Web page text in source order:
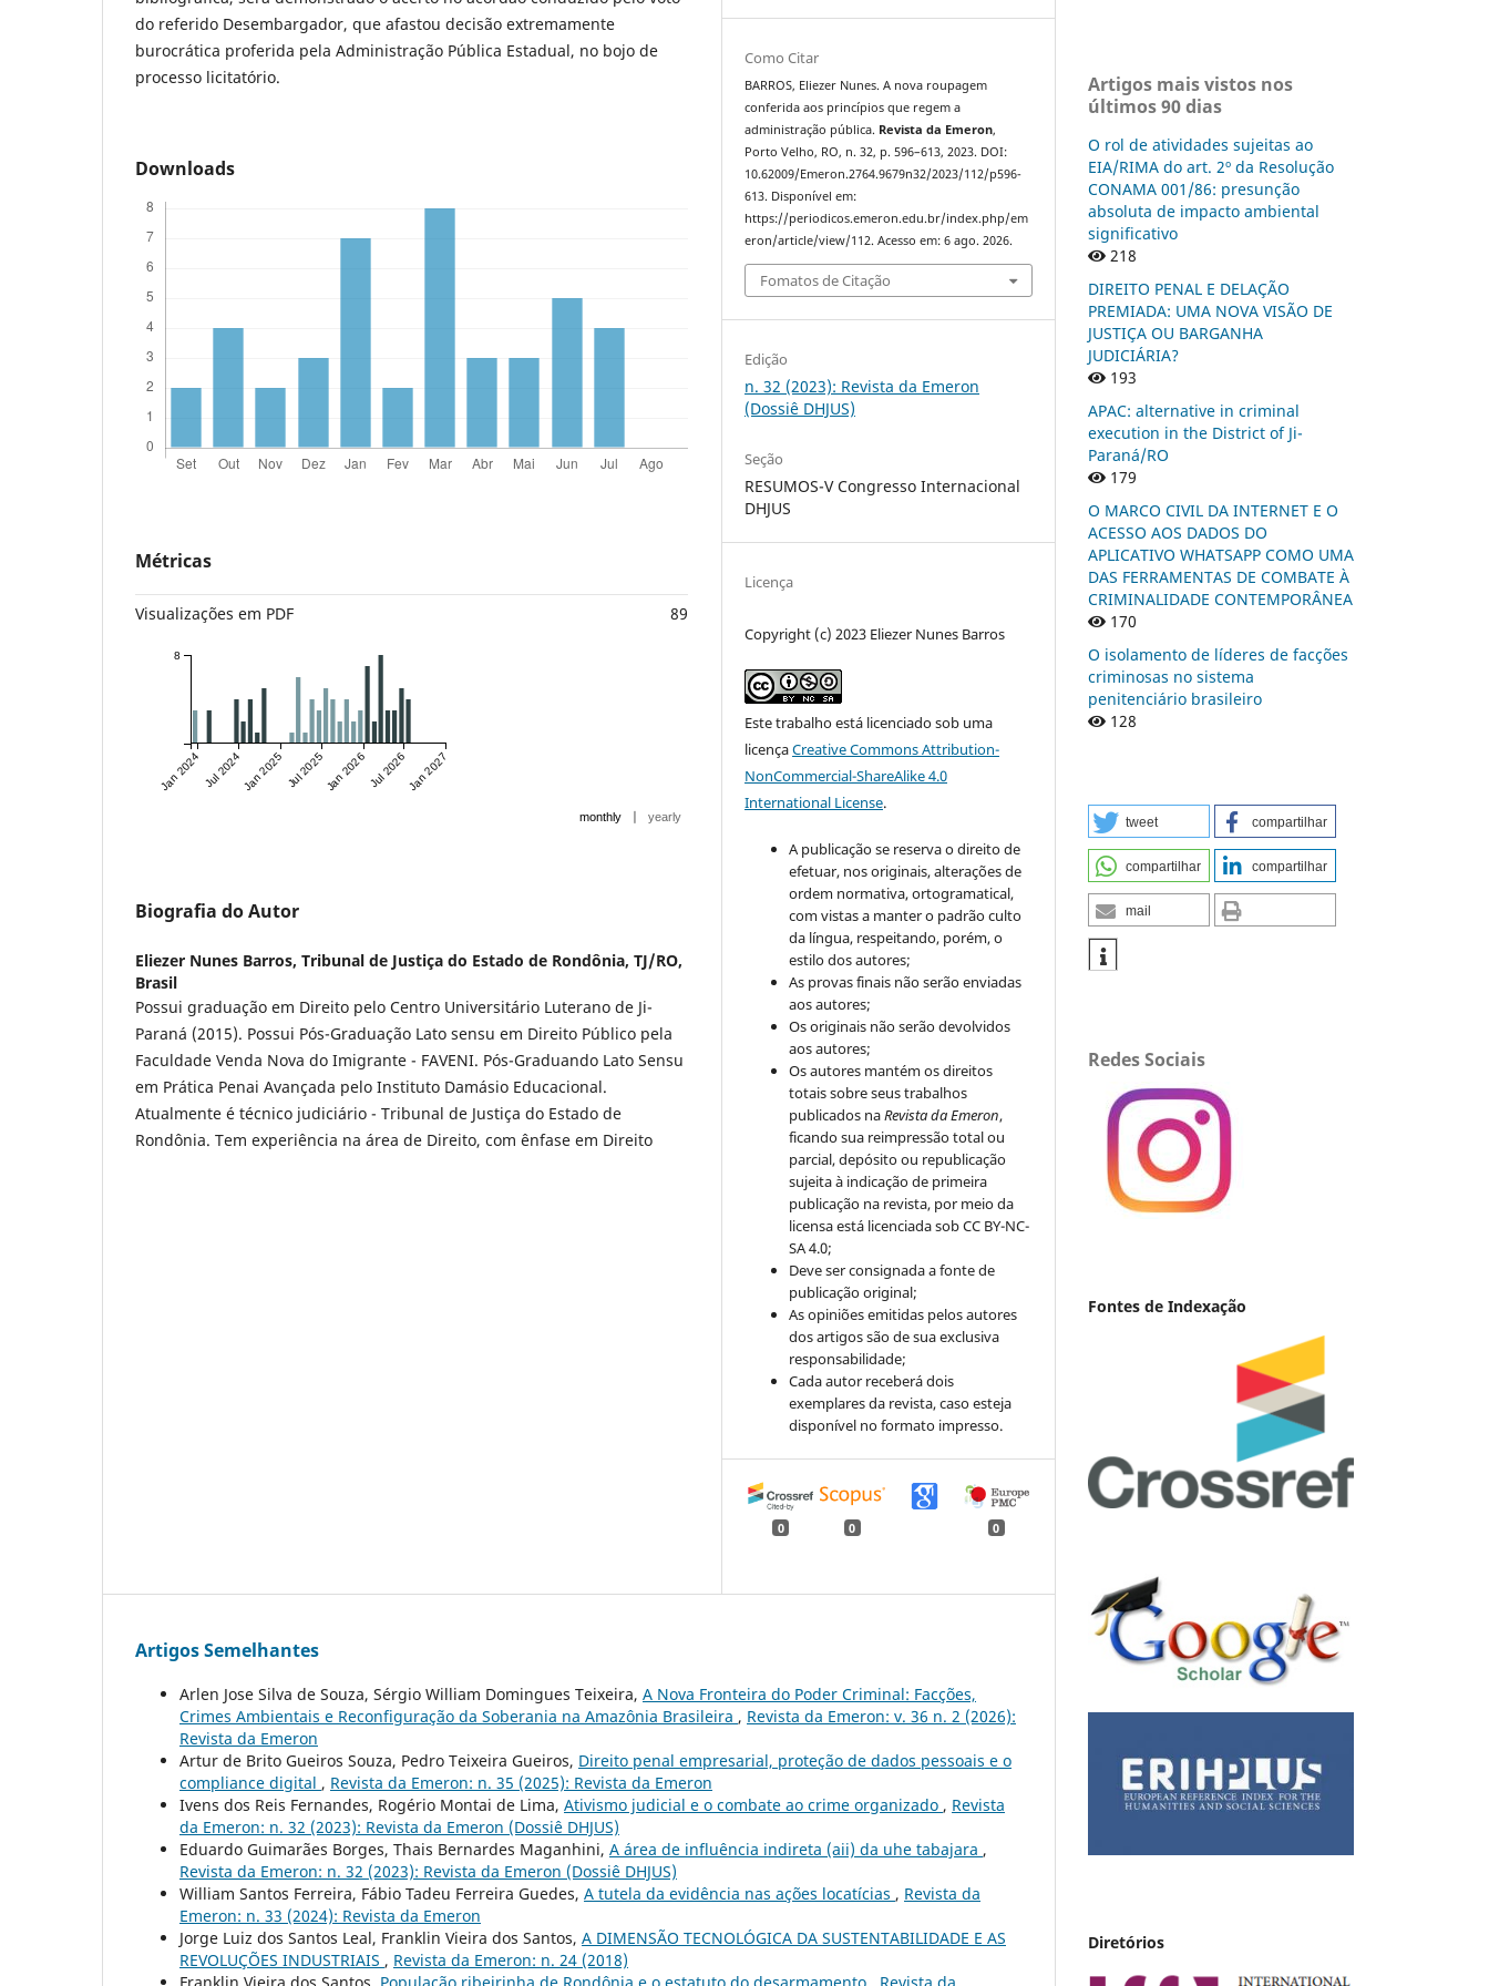
do referido Desembargador, que afastou decisão extremamente
burocrática proferida pela Administração Pública Estadual, no bojo de
processo licitatório.
Downloads
Métricas
Visualizações em PDF 89
Jan 2024Jul 2024Jan 2025Jul 2025Jan 2026Jul 2026Jan 2027
8
monthly | yearly
Biografia do Autor
Eliezer Nunes Barros, Tribunal de Justiça do Estado de Rondônia, TJ/RO,
Brasil
Possui graduação em Direito pelo Centro Universitário Luterano de Ji-
Paraná (2015). Possui Pós-Graduação Lato sensu em Direito Público pela
Faculdade Venda Nova do Imigrante - FAVENI. Pós-Graduando Lato Sensu
em Prática Penai Avançada pelo Instituto Damásio Educacional.
Atualmente é técnico judiciário - Tribunal de Justiça do Estado de
Rondônia. Tem experiência na área de Direito, com ênfase em Direito
Como Citar
BARROS, Eliezer Nunes. A nova roupagem
conferida aos princípios que regem a
administração pública. Revista da Emeron,
Porto Velho, RO, n. 32, p. 596–613, 2023. DOI:
10.62009/Emeron.2764.9679n32/2023/112/p596-
613. Disponível em:
https://periodicos.emeron.edu.br/index.php/em
eron/article/view/112. Acesso em: 6 ago. 2026.
Fomatos de Citação
Edição
n. 32 (2023): Revista da Emeron
(Dossiê DHJUS)
Seção
RESUMOS-V Congresso Internacional
DHJUS
Licença
Copyright (c) 2023 Eliezer Nunes Barros
Este trabalho está licenciado sob uma
licençaCreative Commons Attribution-
NonCommercial-ShareAlike 4.0
International License.
A publicação se reserva o direito de
efetuar, nos originais, alterações de
ordem normativa, ortogramatical,
com vistas a manter o padrão culto
da língua, respeitando, porém, o
estilo dos autores;
As provas finais não serão enviadas
aos autores;
Os originais não serão devolvidos
aos autores;
Os autores mantém os direitos
totais sobre seus trabalhos
publicados naRevista da Emeron,
ficando sua reimpressão total ou
parcial, depósito ou republicação
sujeita à indicação de primeira
publicação na revista, por meio da
licensa está licenciada sob CC BY-NC-
SA 4.0;
Deve ser consignada a fonte de
publicação original;
As opiniões emitidas pelos autores
dos artigos são de sua exclusiva
responsabilidade;
Cada autor receberá dois
exemplares da revista, caso esteja
disponível no formato impresso.
0 0 0
Artigos Semelhantes
Arlen Jose Silva de Souza, Sérgio William Domingues Teixeira, A Nova Fronteira do Poder Criminal: Facções,
Crimes Ambientais e Reconfiguração da Soberania na Amazônia Brasileira , Revista da Emeron: v. 36 n. 2 (2026):
Revista da Emeron
Artur de Brito Gueiros Souza, Pedro Teixeira Gueiros, Direito penal empresarial, proteção de dados pessoais e o
compliance digital , Revista da Emeron: n. 35 (2025): Revista da Emeron
Ivens dos Reis Fernandes, Rogério Montai de Lima, Ativismo judicial e o combate ao crime organizado , Revista
da Emeron: n. 32 (2023): Revista da Emeron (Dossiê DHJUS)
Eduardo Guimarães Borges, Thais Bernardes Maganhini, A área de influência indireta (aii) da uhe tabajara ,
Revista da Emeron: n. 32 (2023): Revista da Emeron (Dossiê DHJUS)
William Santos Ferreira, Fábio Tadeu Ferreira Guedes, A tutela da evidência nas ações locatícias , Revista da
Emeron: n. 33 (2024): Revista da Emeron
Jorge Luiz dos Santos Leal, Franklin Vieira dos Santos, A DIMENSÃO TECNOLÓGICA DA SUSTENTABILIDADE E AS
REVOLUÇÕES INDUSTRIAIS , Revista da Emeron: n. 24 (2018)
Artigos mais vistos nos
últimos 90 dias
O rol de atividades sujeitas ao
EIA/RIMA do art. 2º da Resolução
CONAMA 001/86: presunção
absoluta de impacto ambiental
significativo
218
DIREITO PENAL E DELAÇÃO
PREMIADA: UMA NOVA VISÃO DE
JUSTIÇA OU BARGANHA
JUDICIÁRIA?
193
APAC: alternative in criminal
execution in the District of Ji-
Paraná/RO
179
O MARCO CIVIL DA INTERNET E O
ACESSO AOS DADOS DO
APLICATIVO WHATSAPP COMO UMA
DAS FERRAMENTAS DE COMBATE À
CRIMINALIDADE CONTEMPORÂNEA
170
O isolamento de líderes de facções
criminosas no sistema
penitenciário brasileiro
128
tweet compartilhar
compartilhar compartilhar
mail
Redes Sociais
Fontes de Indexação
Diretórios